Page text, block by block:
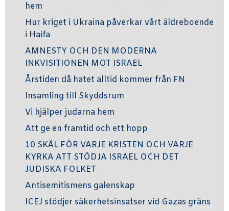
hem
Hur kriget i Ukraina påverkar vårt äldreboende
i Haifa
AMNESTY OCH DEN MODERNA
INKVISITIONEN MOT ISRAEL
Årstiden då hatet alltid kommer från FN
Insamling till Skyddsrum
Vi hjälper judarna hem
Att ge en framtid och ett hopp
10 SKÄL FÖR VARJE KRISTEN OCH VARJE
KYRKA ATT STÖDJA ISRAEL OCH DET
JUDISKA FOLKET
Antisemitismens galenskap
ICEJ stödjer säkerhetsinsatser vid Gazas gräns